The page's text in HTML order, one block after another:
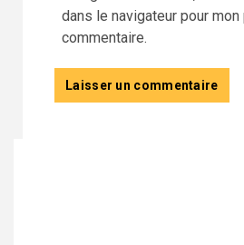
dans le navigateur pour mon
commentaire.